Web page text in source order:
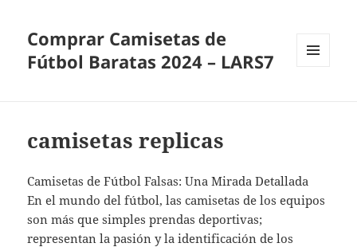
Comprar Camisetas de
Fútbol Baratas 2024 – LARS7
camisetas replicas
Camisetas de Fútbol Falsas: Una Mirada Detallada
En el mundo del fútbol, las camisetas de los equipos
son más que simples prendas deportivas;
representan la pasión y la identificación de los